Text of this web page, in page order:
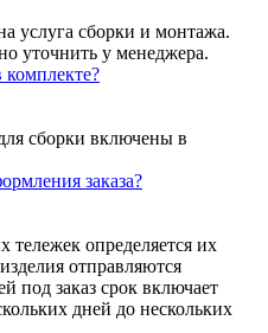
услуга сборки и монтажа.
уточнить у менеджера.
сборки включены в
заказа?
определяется их
отправляются
под заказ срок включает
дней до нескольких